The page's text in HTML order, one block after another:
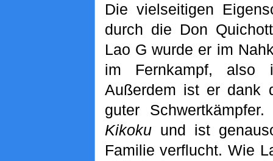
Die vielseitigen
durch die Don
Lao G wurde er im
im Fernkampf, also
Außerdem ist er dank
guter
Kikokuund ist
Familie verflucht. Wie